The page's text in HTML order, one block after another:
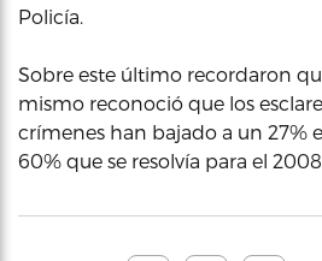
Policía.
Sobre este último recordaron
mismo reconoció que los
crímenes han bajado a un 27%
60% que se resolvía para el